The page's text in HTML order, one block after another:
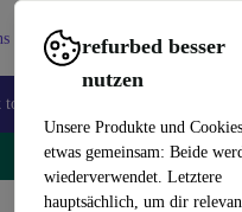
refurbed besser
nutzen
Unsere Produkte und
etwas gemeinsam: Beide
wiederverwendet. Letztere
hauptsächlich, um dir
Verkaufen Hilfe
school